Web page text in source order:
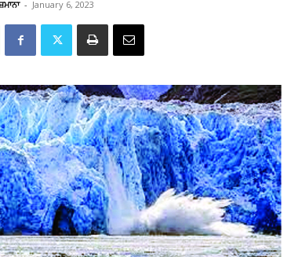
- January 6, 2023